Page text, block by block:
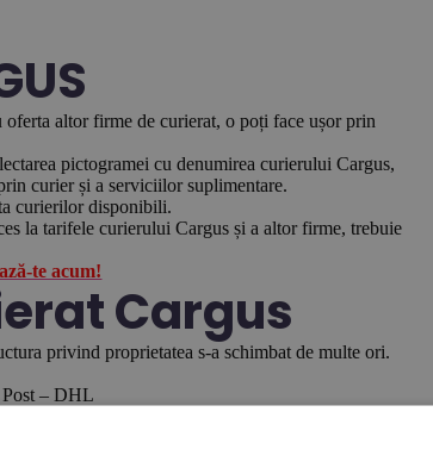
altor firme de curierat, o poți face ușor prin
pictogramei cu denumirea curierului Cargus,
curier și a serviciilor suplimentare.
curierilor disponibili.
la tarifele curierului Cargus și a altor firme, trebuie
te acum!
Cargus
privind proprietatea s-a schimbat de multe ori.
Post – DHL
firmei în